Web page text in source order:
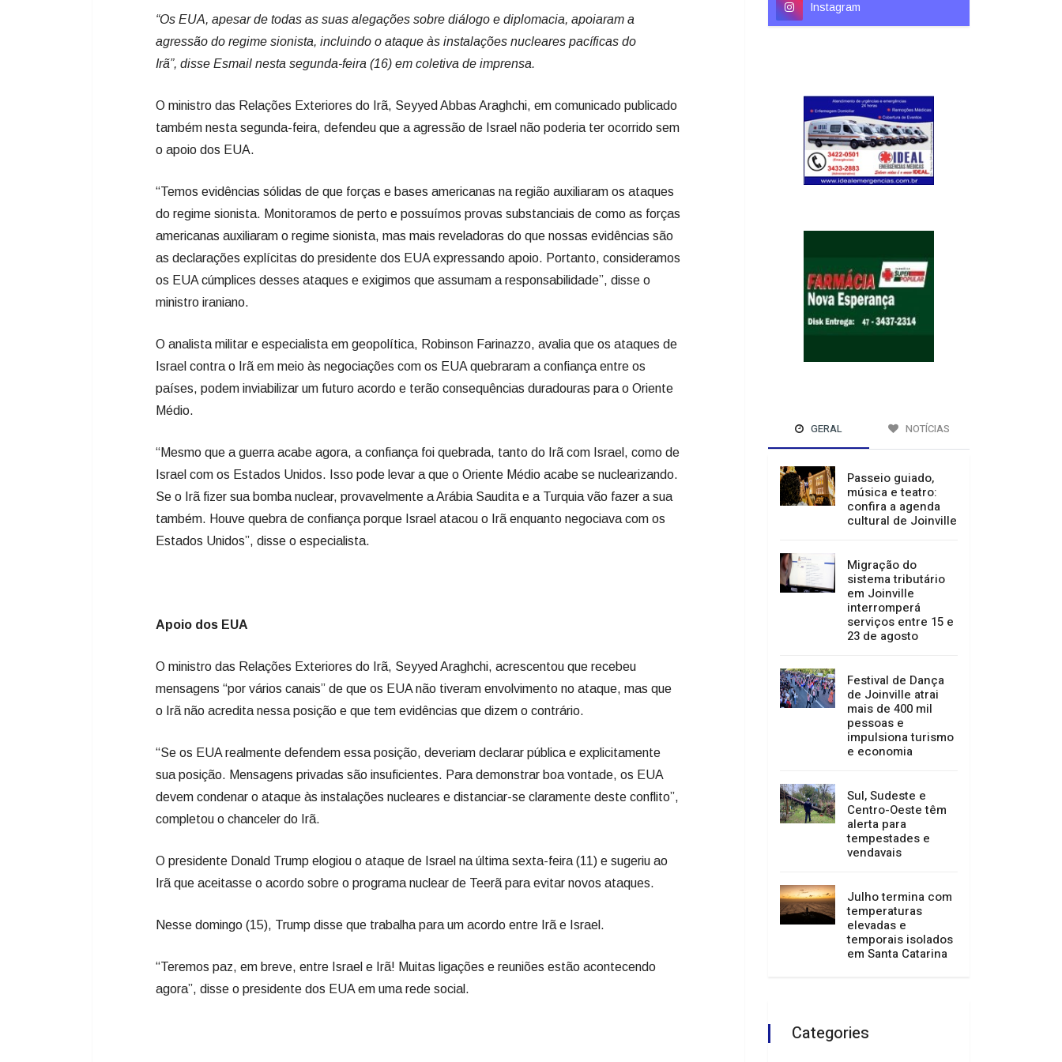
“Os EUA, apesar de todas as suas alegações sobre diálogo e diplomacia, apoiaram a
agressão do regime sionista, incluindo o ataque às instalações nucleares pacíficas do
Irã”, disse Esmail nesta segunda-feira (16) em coletiva de imprensa.
O ministro das Relações Exteriores do Irã, Seyyed Abbas Araghchi, em comunicado publicado
também nesta segunda-feira, defendeu que a agressão de Israel não poderia ter ocorrido sem
o apoio dos EUA.
“Temos evidências sólidas de que forças e bases americanas na região auxiliaram os ataques
do regime sionista. Monitoramos de perto e possuímos provas substanciais de como as forças
americanas auxiliaram o regime sionista, mas mais reveladoras do que nossas evidências são
as declarações explícitas do presidente dos EUA expressando apoio. Portanto, consideramos
os EUA cúmplices desses ataques e exigimos que assumam a responsabilidade”, disse o
ministro iraniano.
O analista militar e especialista em geopolítica, Robinson Farinazzo, avalia que os ataques de
Israel contra o Irã em meio às negociações com os EUA quebraram a confiança entre os
países, podem inviabilizar um futuro acordo e terão consequências duradouras para o Oriente
Médio.
“Mesmo que a guerra acabe agora, a confiança foi quebrada, tanto do Irã com Israel, como de
Israel com os Estados Unidos. Isso pode levar a que o Oriente Médio acabe se nuclearizando.
Se o Irã fizer sua bomba nuclear, provavelmente a Arábia Saudita e a Turquia vão fazer a sua
também. Houve quebra de confiança porque Israel atacou o Irã enquanto negociava com os
Estados Unidos”, disse o especialista.
Apoio dos EUA
O ministro das Relações Exteriores do Irã, Seyyed Araghchi, acrescentou que recebeu
mensagens “por vários canais” de que os EUA não tiveram envolvimento no ataque, mas que
o Irã não acredita nessa posição e que tem evidências que dizem o contrário.
“Se os EUA realmente defendem essa posição, deveriam declarar pública e explicitamente
sua posição. Mensagens privadas são insuficientes. Para demonstrar boa vontade, os EUA
devem condenar o ataque às instalações nucleares e distanciar-se claramente deste conflito”,
completou o chanceler do Irã.
O presidente Donald Trump elogiou o ataque de Israel na última sexta-feira (11) e sugeriu ao
Irã que aceitasse o acordo sobre o programa nuclear de Teerã para evitar novos ataques.
Nesse domingo (15), Trump disse que trabalha para um acordo entre Irã e Israel.
“Teremos paz, em breve, entre Israel e Irã! Muitas ligações e reuniões estão acontecendo
agora”, disse o presidente dos EUA em uma rede social.
Instagram
GERAL NOTÍCIAS
Passeio guiado,
cultural de Joinville
Migração do
sistema tributário
em Joinville
23 de agosto
Festival de Dança
de Joinville atrai
mais de 400 mil
e economia
Sul, Sudeste e
Centro-Oeste têm
vendavais
Julho termina com
temperaturas